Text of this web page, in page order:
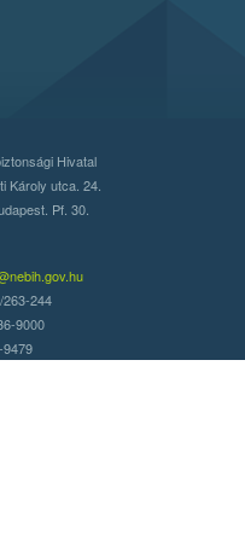
Hivatal
Károly utca. 24.
Pf. 30.
244
9000